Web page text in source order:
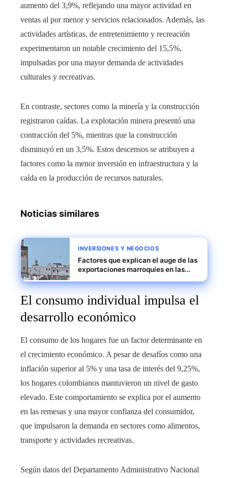
aumento del 3,9%, reflejando una mayor actividad en
ventas al por menor y servicios relacionados. Además, las
actividades artísticas, de entretenimiento y recreación
experimentaron un notable crecimiento del 15,5%,
impulsadas por una mayor demanda de actividades
culturales y recreativas.
En contraste, sectores como la minería y la construcción
registraron caídas. La explotación minera presentó una
contracción del 5%, mientras que la construcción
disminuyó en un 3,5%. Estos descensos se atribuyen a
factores como la menor inversión en infraestructura y la
caída en la producción de recursos naturales.
Noticias similares
INVERSIONES Y NEGOCIOS
Factores que explican el auge de las
exportaciones marroquíes en las
El consumo individual impulsa el
desarrollo económico
El consumo de los hogares fue un factor determinante en
el crecimiento económico. A pesar de desafíos como una
inflación superior al 5% y una tasa de interés del 9,25%,
los hogares colombianos mantuvieron un nivel de gasto
elevado. Este comportamiento se explica por el aumento
en las remesas y una mayor confianza del consumidor,
que impulsaron la demanda en sectores como alimentos,
transporte y actividades recreativas.
Según datos del Departamento Administrativo Nacional